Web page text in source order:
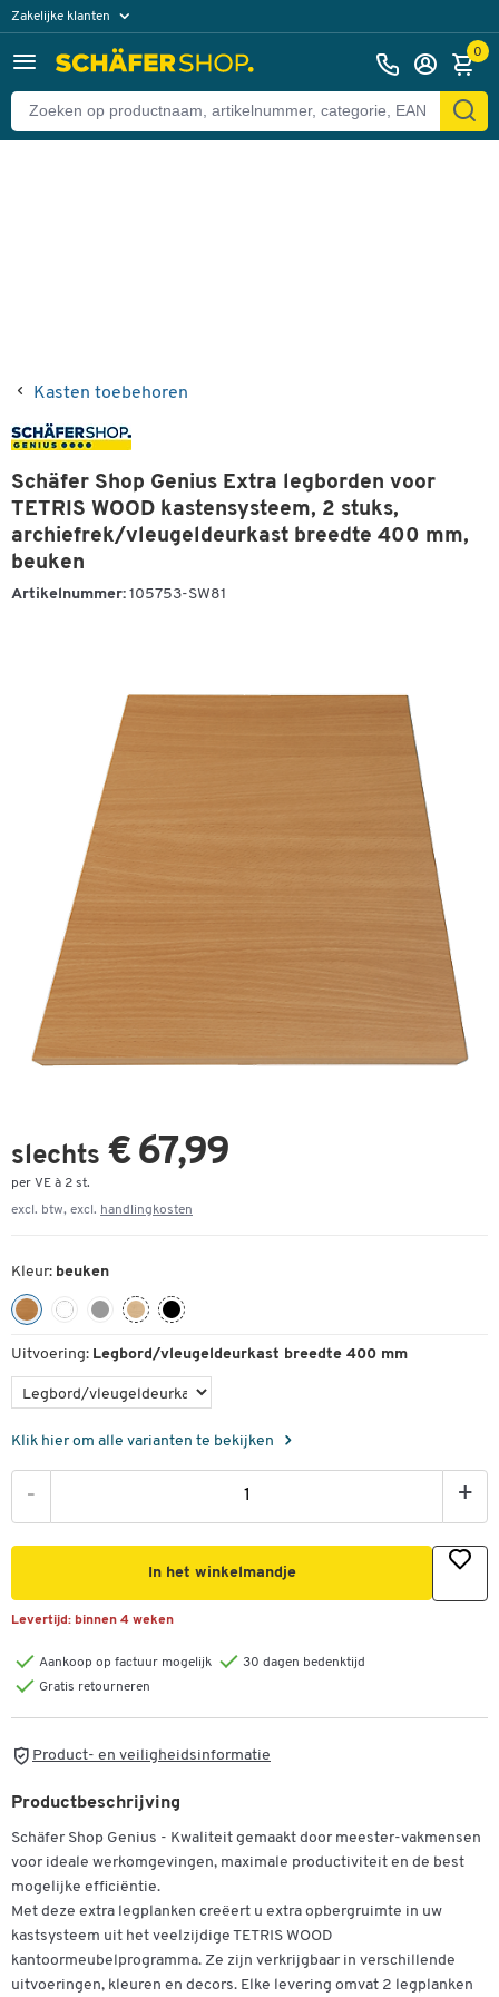
Zakelijke klanten
Particuliere klanten 0
Kasten toebehoren
Schäfer Shop Genius Extra legborden voor
TETRIS WOOD kastensysteem, 2 stuks,
archiefrek/vleugeldeurkast breedte 400 mm,
beuken
Artikelnummer: 105753-SW81
slechts € 67,99
per VE à 2 st.
excl. btw, excl. handlingkosten
Kleur: beuken
Uitvoering: Legbord/vleugeldeurkast breedte 400 mm
Klik hier om alle varianten te bekijken
- +
In het winkelmandje
Levertijd: binnen 4 weken
Aankoop op factuur mogelijk
30 dagen bedenktijd
Gratis retourneren
Product- en veiligheidsinformatie
Productbeschrijving
Schäfer Shop Genius - Kwaliteit gemaakt door meester-vakmensen
voor ideale werkomgevingen, maximale productiviteit en de best
mogelijke efficiëntie.
Met deze extra legplanken creëert u extra opbergruimte in uw
kastsysteem uit het veelzijdige TETRIS WOOD
kantoormeubelprogramma. Ze zijn verkrijgbaar in verschillende
uitvoeringen, kleuren en decors. Elke levering omvat 2 legplanken
Terug